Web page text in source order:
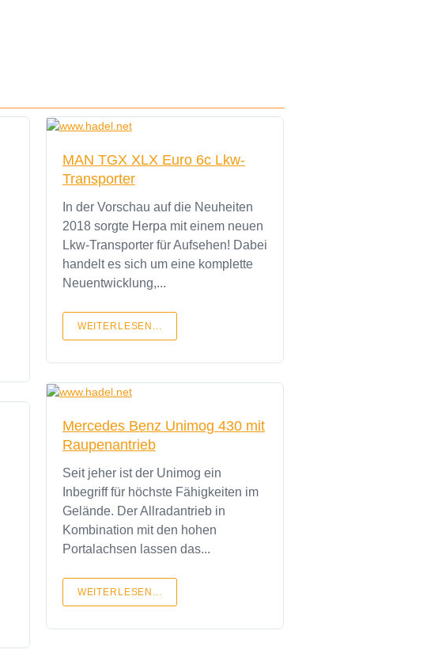
MAN TGX XLX Euro 6c Lkw-
Transporter
In der Vorschau auf die Neuheiten
2018 sorgte Herpa mit einem neuen
Lkw-Transporter für Aufsehen! Dabei
handelt es sich um eine komplette
Neuentwicklung,...
WEITERLESEN...
Mercedes Benz Unimog 430 mit
Raupenantrieb
Seit jeher ist der Unimog ein
Inbegriff für höchste Fähigkeiten im
Gelände. Der Allradantrieb in
Kombination mit den hohen
Portalachsen lassen das...
WEITERLESEN...